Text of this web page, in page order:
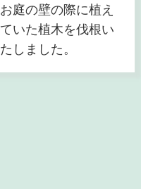
お庭の壁の際に植え
ていた植木を伐根い
たしました。